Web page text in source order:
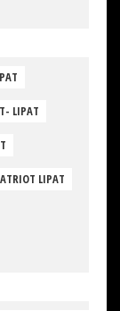
LIPAT
LIPAT